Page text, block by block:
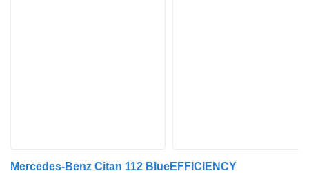
Mercedes-Benz Citan 112 BlueEFFICIENCY